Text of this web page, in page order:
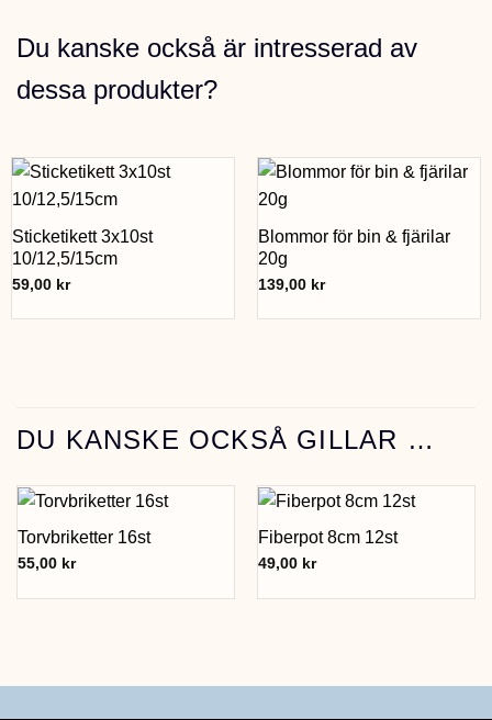
Du kanske också är intresserad av
dessa produkter?
Sticketikett 3x10st
10/12,5/15cm
59,00 kr
Blommor för bin & fjärilar
20g
139,00 kr
DU KANSKE OCKSÅ GILLAR …
Torvbriketter 16st
55,00 kr
Fiberpot 8cm 12st
49,00 kr